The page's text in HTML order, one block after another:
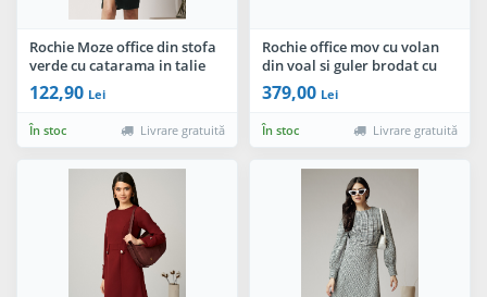
Rochie Moze office din stofa
verde cu catarama in talie
122,90 Lei
În stoc Livrare gratuită
Rochie office mov cu volan
din voal si guler brodat cu
margele
379,00 Lei
În stoc Livrare gratuită